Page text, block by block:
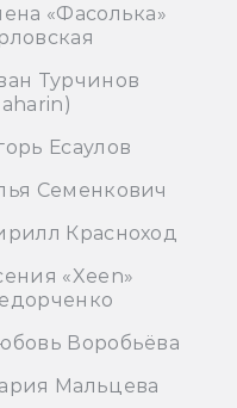
«Фасолька»
Турчинов
Есаулов
Семенкович
Красноход
«Xeen»
Воробьёва
Мальцева